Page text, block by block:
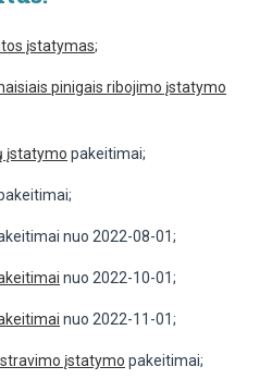
įstatymas;
pinigais ribojimo įstatymo
įstatymo pakeitimai;
nuo 2022-08-01;
nuo 2022-10-01;
nuo 2022-11-01;
įstatymo pakeitimai;